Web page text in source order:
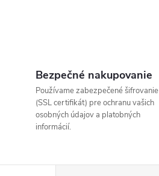
Bezpečné nakupovanie
Používame zabezpečené šifrovanie
(SSL certifikát) pre ochranu vašich
osobných údajov a platobných
informácií.